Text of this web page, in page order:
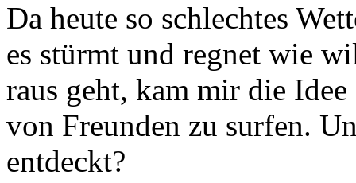
Da heute so schlechtes
es stürmt und regnet wie
raus geht, kam mir die
von Freunden zu surfen.
entdeckt?